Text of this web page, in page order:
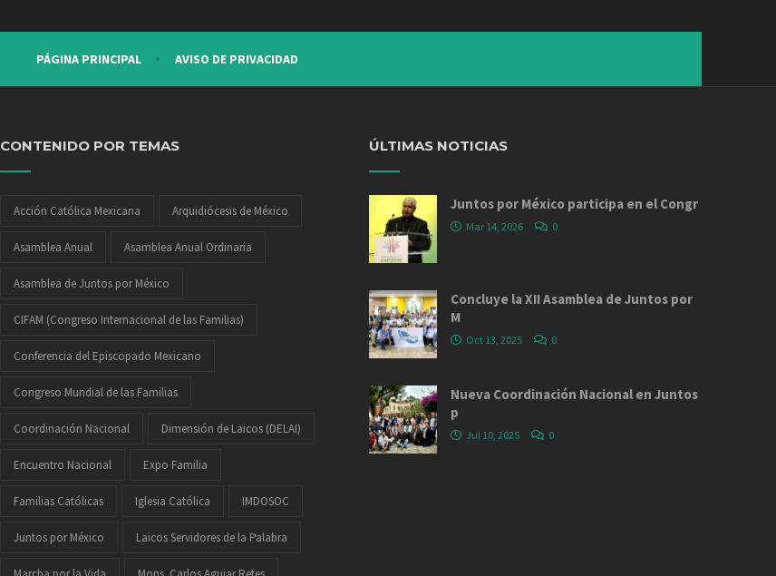
PÁGINA PRINCIPAL AVISO DE PRIVACIDAD
CONTENIDO POR TEMAS
Acción Católica Mexicana Arquidiócesis de México
Asamblea Anual Asamblea Anual Ordinaria
Asamblea de Juntos por México
CIFAM (Congreso Internacional de las Familias)
Conferencia del Episcopado Mexicano
Congreso Mundial de las Familias
Coordinación Nacional Dimensión de Laicos (DELAI)
Encuentro Nacional Expo Familia
Familias Católicas Iglesia Católica IMDOSOC
Juntos por México Laicos Servidores de la Palabra
ÚLTIMAS NOTICIAS
Juntos por México participa en el Congr
Mar 14, 2026 0
Concluye la XII Asamblea de Juntos por
M
Oct 13, 2025 0
Nueva Coordinación Nacional en Juntos
p
Jul 10, 2025 0